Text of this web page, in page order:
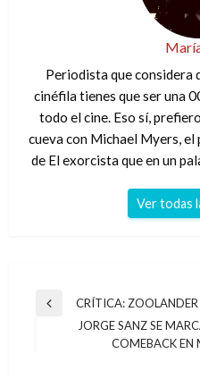
Periodista que considera
cinéfila tienes que ser una
todo el cine. Eso sí,
cueva con Michael Myers, el
de El exorcista que en un
Ver todas
Navegación
Entrada
CRÍTICA: ZOOLANDER
JORGE SANZ SE
COMEBACK EN